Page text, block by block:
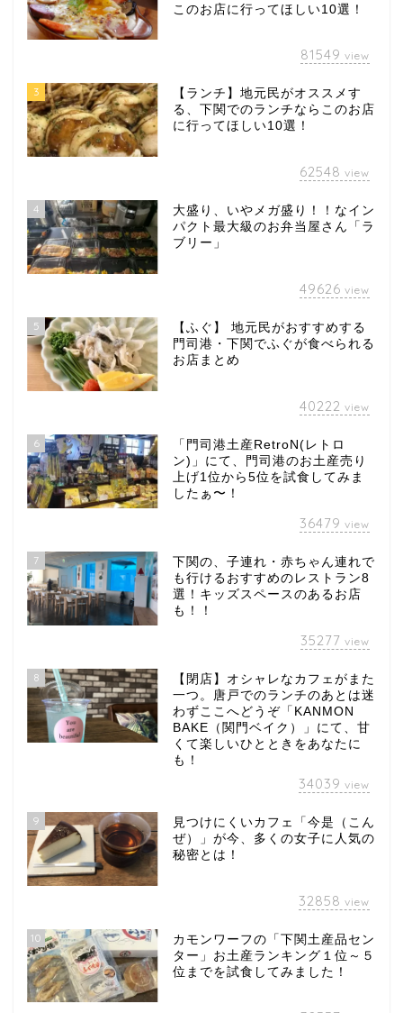
このお店に行ってほしい10選！
81549 view
3
【ランチ】地元民がオススメす
る、下関でのランチならこのお店
に行ってほしい10選！
62548 view
4
大盛り、いやメガ盛り！！なイン
パクト最大級のお弁当屋さん「ラ
ブリー」
49626 view
5
【ふぐ】 地元民がおすすめする
門司港・下関でふぐが食べられる
お店まとめ
40222 view
6
「門司港土産RetroN(レトロ
ン)」にて、門司港のお土産売り
上げ1位から5位を試食してみま
したぁ〜！
36479 view
7
下関の、子連れ・赤ちゃん連れで
も行けるおすすめのレストラン8
選！キッズスペースのあるお店
も！！
35277 view
8
【閉店】オシャレなカフェがまた
一つ。唐戸でのランチのあとは迷
わずここへどうぞ「KANMON
BAKE（関門ベイク）」にて、甘
くて楽しいひとときをあなたに
も！
34039 view
9
見つけにくいカフェ「今是（こん
ぜ）」が今、多くの女子に人気の
秘密とは！
32858 view
10
カモンワーフの「下関土産品セン
ター」お土産ランキング１位～５
位までを試食してみました！